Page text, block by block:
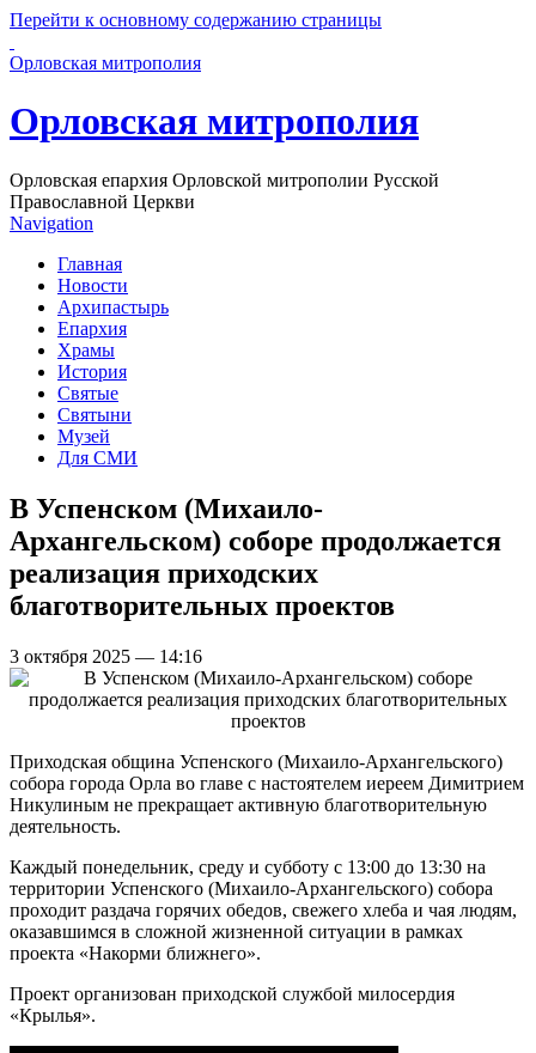
Перейти к основному содержанию страницы
Орловская митрополия
Орловская митрополия
Орловская епархия Орловской митрополии Русской
Православной Церкви
Navigation
Главная
Новости
Архипастырь
Епархия
Храмы
История
Святые
Святыни
Музей
Для СМИ
В Успенском (Михаило-
Архангельском) соборе продолжается
реализация приходских
благотворительных проектов
3 октября 2025 — 14:16
Приходская община Успенского (Михаило-Архангельского)
собора города Орла во главе с настоятелем иереем Димитрием
Никулиным не прекращает активную благотворительную
деятельность.
Каждый понедельник, среду и субботу с 13:00 до 13:30 на
территории Успенского (Михаило-Архангельского) собора
проходит раздача горячих обедов, свежего хлеба и чая людям,
оказавшимся в сложной жизненной ситуации в рамках
проекта «Накорми ближнего».
Проект организован приходской службой милосердия
«Крылья».